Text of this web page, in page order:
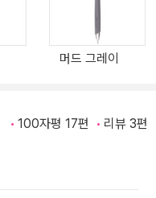
머드 그레이
100자평 17편 리뷰 3편